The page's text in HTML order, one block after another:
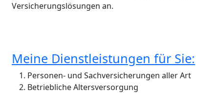
Versicherungslösungen an.
Meine Dienstleistungen für Sie:
Personen- und Sachversicherungen aller Art
Betriebliche Altersversorgung